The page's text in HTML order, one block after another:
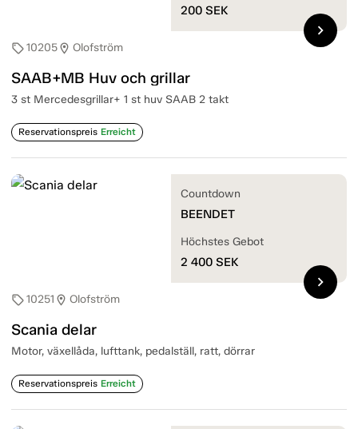
sell10205location_on Olofström
SAAB+MB Huv och grillar
3 st Mercedesgrillar+ 1 st huv SAAB 2 takt
Reservationspreis Erreicht
200 SEK
chevron_right
sell10251 location_on Olofström
Scania delar
Motor, växellåda, lufttank, pedalställ, ratt, dörrar
Reservationspreis Erreicht
Countdown
BEENDET
Höchstes Gebot
2 400 SEK
chevron_right